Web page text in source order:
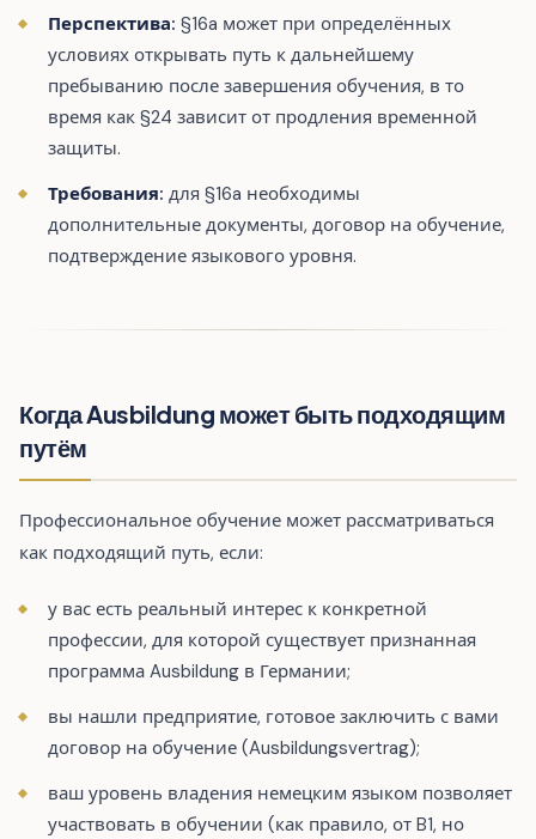
Перспектива: §16a может при определённых
условиях открывать путь к дальнейшему
пребыванию после завершения обучения, в то
время как §24 зависит от продления временной
защиты.
Требования: для §16a необходимы
дополнительные документы, договор на обучение,
подтверждение языкового уровня.
Когда Ausbildung может быть подходящим
путём
Профессиональное обучение может рассматриваться
как подходящий путь, если:
у вас есть реальный интерес к конкретной
профессии, для которой существует признанная
программа Ausbildung в Германии;
вы нашли предприятие, готовое заключить с вами
договор на обучение (Ausbildungsvertrag);
ваш уровень владения немецким языком позволяет
участвовать в обучении (как правило, от B1, но